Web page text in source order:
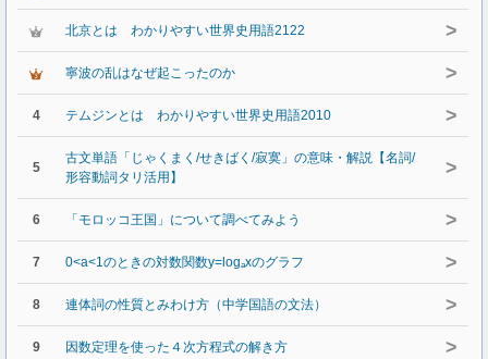
北京とは わかりやすい世界史用語2122 >
寧波の乱はなぜ起こったのか >
4 テムジンとは わかりやすい世界史用語2010 >
5
古文単語「じゃくまく/せきばく/寂寞」の意味・解説【名詞/
形容動詞タリ活用】
>
6 「モロッコ王国」について調べてみよう >
7 0<a<1のときの対数関数y=logₐxのグラフ >
8 連体詞の性質とみわけ方（中学国語の文法） >
9 因数定理を使った４次方程式の解き方 >